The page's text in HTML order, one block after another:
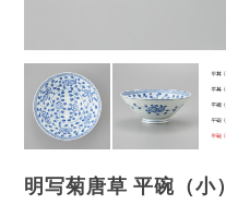
明写菊唐草 平碗（小）